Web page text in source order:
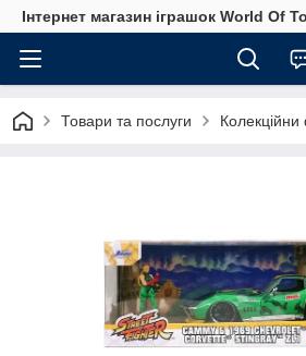
Інтернет магазин іграшок World Of
Товари та послуги